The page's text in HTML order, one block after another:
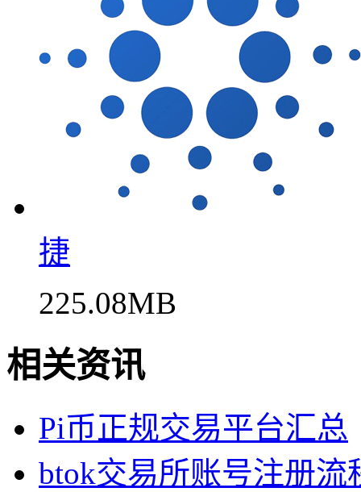
捷
225.08MB
相关资讯
Pi币正规交易平台汇总
btok交易所账号注册流